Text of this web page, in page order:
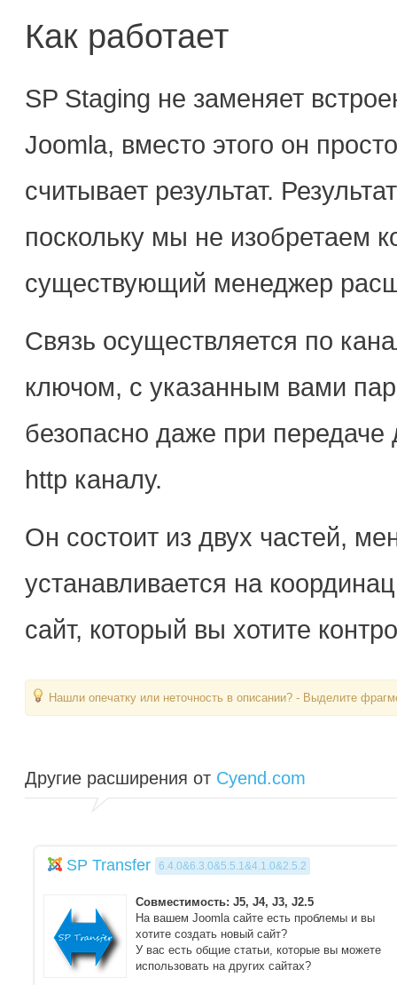
Как работает
SP Staging не заменяет
Joomla, вместо этого он
считывает результат.
поскольку мы не изобретаем
существующий менеджер
Связь осуществляется по
ключом, с указанным вами
безопасно даже при
http каналу.
Он состоит из двух частей,
устанавливается на
сайт, который вы хотите
Нашли опечатку или неточность в описании? - Выделите
Другие расширения от Cyend.com
SP Transfer 6.4.0&6.3.0&5.5.1&4.1.0&2.5.2
Совместимость: J5, J4, J3, J2.5
На вашем Joomla сайте есть проблемы и вы
хотите создать новый сайт?
У вас есть общие статьи, которые вы можете
использовать на других сайтах?